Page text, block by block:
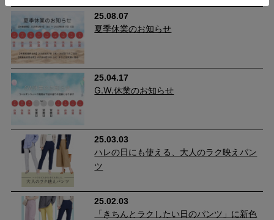
25.08.07
夏季休業のお知らせ
25.04.17
G.W.休業のお知らせ
25.03.03
ハレの日にも使える、大人のラク映えパン
ツ
25.02.03
「きちんとラクしたい日のパンツ」に新色